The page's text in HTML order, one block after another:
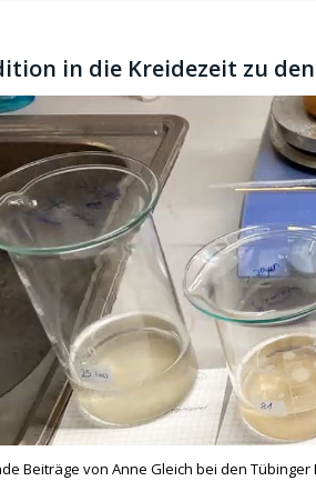
in die Kreidezeit zu
Beiträge von Anne Gleich bei den Tübinger